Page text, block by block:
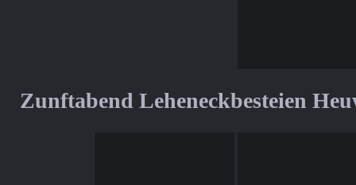
Zunftabend Leheneckbesteien